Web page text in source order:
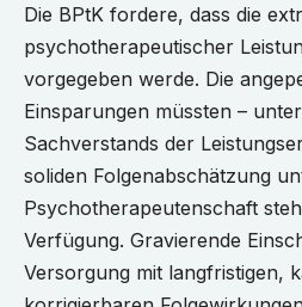
Die BPtK fordere, dass die
psychotherapeutischer
vorgegeben werde. Die
Einsparungen müssten –
Sachverstands der
soliden Folgenabschätzung
Psychotherapeutenschaft
Verfügung. Gravierende
Versorgung mit langfristigen,